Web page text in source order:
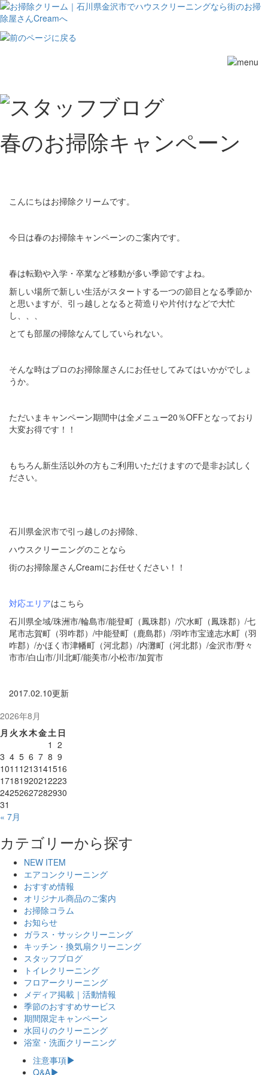
Toggle
春のお掃除キャンペーン
こんにちはお掃除クリームです。
今日は春のお掃除キャンペーンのご案内です。
春は転勤や入学・卒業など移動が多い季節ですよね。
新しい場所で新しい生活がスタートする一つの節目となる季節か
と思いますが、引っ越しとなると荷造りや片付けなどで大忙
し、、、
とても部屋の掃除なんてしていられない。
そんな時はプロのお掃除屋さんにお任せしてみてはいかがでしょ
うか。
ただいまキャンペーン期間中は全メニュー20％OFFとなっており
大変お得です！！
もちろん新生活以外の方もご利用いただけますので是非お試しく
ださい。
石川県金沢市で引っ越しのお掃除、
ハウスクリーニングのことなら
街のお掃除屋さんCreamにお任せください！！
対応エリアはこちら
石川県全域/珠洲市/輪島市/能登町（鳳珠郡）/穴水町（鳳珠郡）/七
尾市志賀町（羽咋郡）/中能登町（鹿島郡）/羽咋市宝達志水町（羽
咋郡）/かほく市津幡町（河北郡）/内灘町（河北郡）/金沢市/野々
市市/白山市/川北町/能美市/小松市/加賀市
2017.02.10更新
2026年8月
月 火水木金土 日
1 2
3 4 5 6 7 8 9
1011 1213141516
17181920212223
24252627282930
31
« 7月
カテゴリーから探す
NEW ITEM
エアコンクリーニング
おすすめ情報
オリジナル商品のご案内
お掃除コラム
お知らせ
ガラス・サッシクリーニング
キッチン・換気扇クリーニング
スタッフブログ
トイレクリーニング
フロアークリーニング
メディア掲載｜活動情報
季節のおすすめサービス
期間限定キャンペーン
水回りのクリーニング
浴室・洗面クリーニング
注意事項
Q&A